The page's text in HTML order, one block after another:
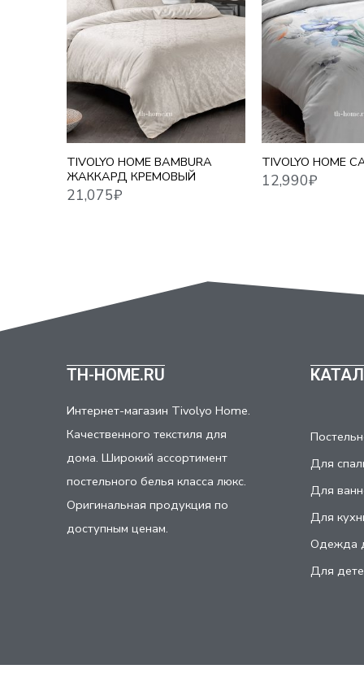
TIVOLYO HOME BAMBURA
ЖАККАРД КРЕМОВЫЙ
21,075
TIVOLYO HOME
12,990₽
ЕВРО
TH-HOME.RU
Интернет-магазин Tivolyo Home.
Качественного текстиля для
дома. Широкий ассортимент
постельного белья класса люкс.
Оригинальная продукция по
доступным ценам.
Для
Для
Для
Одежда
Для